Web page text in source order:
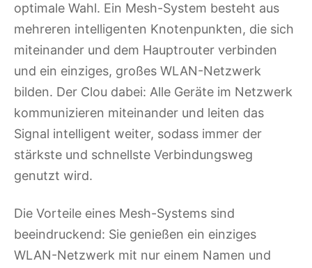
optimale Wahl. Ein Mesh-System besteht aus
mehreren intelligenten Knotenpunkten, die sich
miteinander und dem Hauptrouter verbinden
und ein einziges, großes WLAN-Netzwerk
bilden. Der Clou dabei: Alle Geräte im Netzwerk
kommunizieren miteinander und leiten das
Signal intelligent weiter, sodass immer der
stärkste und schnellste Verbindungsweg
genutzt wird.
Die Vorteile eines Mesh-Systems sind
beeindruckend: Sie genießen ein einziges
WLAN-Netzwerk mit nur einem Namen und